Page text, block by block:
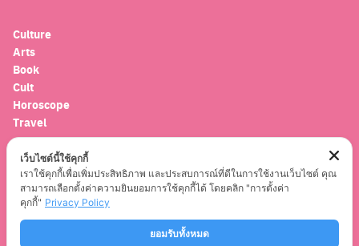
Culture
Arts
Book
Cult
Horoscope
Travel
Entertainment
Celebrity
Movies
Musics
เว็บไซต์นี้ใช้คุกกี้
เราใช้คุกกี้เพื่อเพิ่มประสิทธิภาพ และประสบการณ์ที่ดีในการใช้งานเว็บไซต์ คุณ
สามารถเลือกตั้งค่าความยินยอมการใช้คุกกี้ได้ โดยคลิก "การตั้งค่า
คุกกี้" Privacy Policy
ยอมรับทั้งหมด